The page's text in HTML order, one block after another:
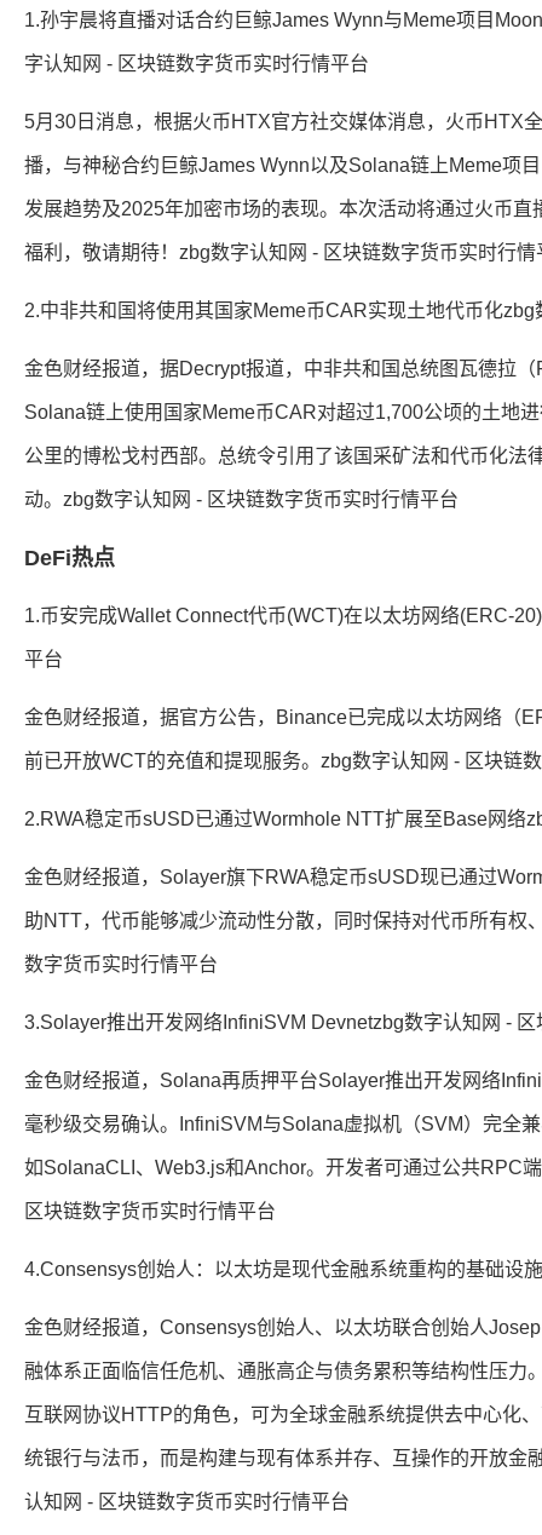
1.孙宇晨将直播对话合约巨鲸James Wynn与Meme项目
字认知网 - 区块链数字货币实时行情平台
5月30日消息，根据火币HTX官方社交媒体消息，火币HTX
播，与神秘合约巨鲸James Wynn以及Solana链上Meme项
发展趋势及2025年加密市场的表现。本次活动将通过火币
福利，敬请期待！zbg数字认知网 - 区块链数字货币实时行情
2.中非共和国将使用其国家Meme币CAR实现土地代币化
金色财经报道，据Decrypt报道，中非共和国总统图瓦德拉
Solana链上使用国家Meme币CAR对超过1,700公顷的土地
公里的博松戈村西部。总统令引用了该国采矿法和代币化
动。zbg数字认知网 - 区块链数字货币实时行情平台
DeFi热点
1.币安完成Wallet Connect代币(WCT)在以太坊网络(ERC-
平台
金色财经报道，据官方公告，Binance已完成以太坊网络（
前已开放WCT的充值和提现服务。zbg数字认知网 - 区块链
2.RWA稳定币sUSD已通过Wormhole NTT扩展至Base网络
金色财经报道，Solayer旗下RWA稳定币sUSD现已通过
助NTT，代币能够减少流动性分散，同时保持对代币所有权
数字货币实时行情平台
3.Solayer推出开发网络InfiniSVM Devnetzbg数字认知网 -
金色财经报道，Solana再质押平台Solayer推出开发网络
毫秒级交易确认。InfiniSVM与Solana虚拟机（SVM）完全
如SolanaCLI、Web3.js和Anchor。开发者可通过公共RPC
区块链数字货币实时行情平台
4.Consensys创始人：以太坊是现代金融系统重构的基础设
金色财经报道，Consensys创始人、以太坊联合创始人
融体系正面临信任危机、通胀高企与债务累积等结构性压
互联网协议HTTP的角色，可为全球金融系统提供去中心化
统银行与法币，而是构建与现有体系并存、互操作的开放金
认知网 - 区块链数字货币实时行情平台